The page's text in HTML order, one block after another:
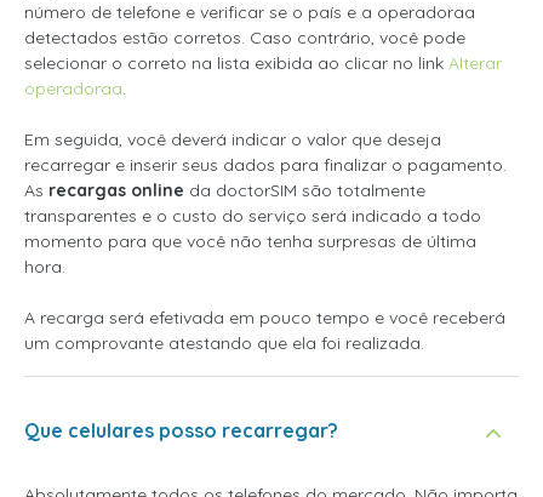
número de telefone e verificar se o país e a operadoraa
detectados estão corretos. Caso contrário, você pode
selecionar o correto na lista exibida ao clicar no link Alterar
operadoraa.
Em seguida, você deverá indicar o valor que deseja
recarregar e inserir seus dados para finalizar o pagamento.
As recargas online da doctorSIM são totalmente
transparentes e o custo do serviço será indicado a todo
momento para que você não tenha surpresas de última
hora.
A recarga será efetivada em pouco tempo e você receberá
um comprovante atestando que ela foi realizada.
Que celulares posso recarregar?